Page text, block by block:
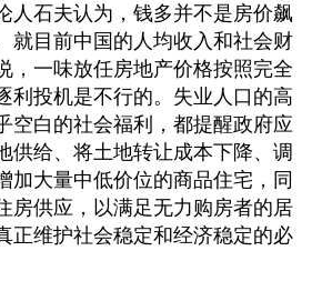
人石夫认为，钱多并不是房价飙
就目前中国的人均收入和社会财
，一味放任房地产价格按照完全
利投机是不行的。失业人口的高
空白的社会福利，都提醒政府应
供给、将土地转让成本下降、调
加大量中低价位的商品住宅，同
房供应，以满足无力购房者的居
正维护社会稳定和经济稳定的必